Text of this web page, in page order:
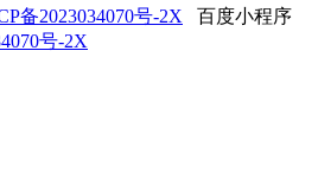
备2023034070号-2X 百度小程序
号-2X